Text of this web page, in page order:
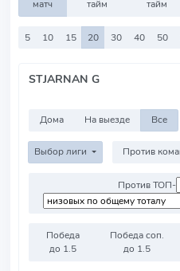
матч
тайм
тайм
5 10 15 20 30 40 50
STJARNAN G
Дома На выезде Все
Выбор лиги
Против ТОП-
Победа
до 1.5
Победа соп.
до 1.5